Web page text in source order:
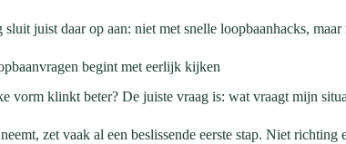
juist daar op aan: niet met snelle loopbaanhacks,
begint met eerlijk kijken
vorm klinkt beter? De juiste vraag is: wat vraagt mijn
zet vaak al een beslissende eerste stap. Niet